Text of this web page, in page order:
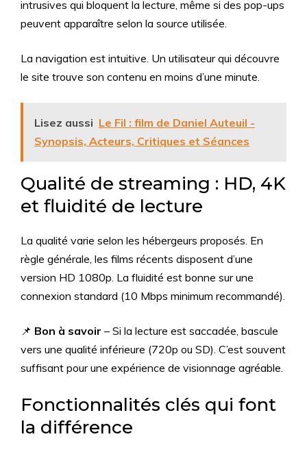
intrusives qui bloquent la lecture, même si des pop-ups
peuvent apparaître selon la source utilisée.
La navigation est intuitive. Un utilisateur qui découvre
le site trouve son contenu en moins d’une minute.
Lisez aussi Le Fil : film de Daniel Auteuil -
Synopsis, Acteurs, Critiques et Séances
Qualité de streaming : HD, 4K
et fluidité de lecture
La qualité varie selon les hébergeurs proposés. En
règle générale, les films récents disposent d’une
version HD 1080p. La fluidité est bonne sur une
connexion standard (10 Mbps minimum recommandé).
📌 Bon à savoir – Si la lecture est saccadée, bascule
vers une qualité inférieure (720p ou SD). C’est souvent
suffisant pour une expérience de visionnage agréable.
Fonctionnalités clés qui font
la différence